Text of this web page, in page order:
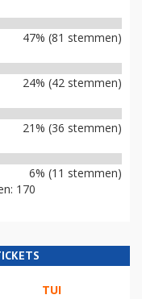
47% (81 stemmen)
24% (42 stemmen)
21% (36 stemmen)
6% (11 stemmen)
170
TUI